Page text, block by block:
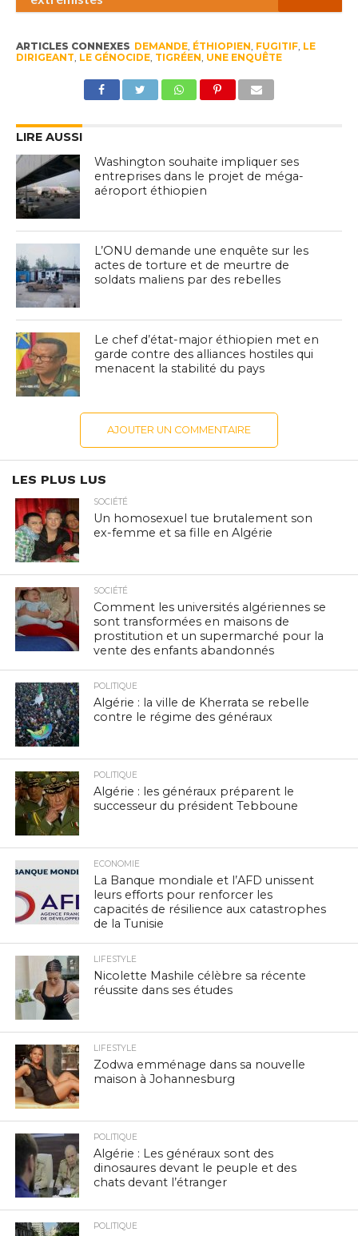
ARTICLES CONNEXES DEMANDE, ÉTHIOPIEN FUGITIF, LE
DIRIGEANT LE GÉNOCIDE, TIGRÉEN UNE ENQUÊTE
LIRE AUSSI
Washington souhaite impliquer ses
entreprises dans le projet de méga-
aéroport éthiopien
L’ONU demande une enquête sur les
actes de torture et de meurtre de
soldats maliens par des rebelles
Le chef d’état-major éthiopien met en
garde contre des alliances hostiles qui
menacent la stabilité du pays
AJOUTER UN COMMENTAIRE
LES PLUS LUS
SOCIÉTÉ
Un homosexuel tue brutalement son
ex-femme et sa fille en Algérie
SOCIÉTÉ
Comment les universités algériennes se
sont transformées en maisons de
prostitution et un supermarché pour la
vente des enfants abandonnés
POLITIQUE
Algérie : la ville de Kherrata se rebelle
contre le régime des généraux
POLITIQUE
Algérie : les généraux préparent le
successeur du président Tebboune
ECONOMIE
La Banque mondiale et l’AFD unissent
leurs efforts pour renforcer les
capacités de résilience aux catastrophes
de la Tunisie
LIFESTYLE
Nicolette Mashile célèbre sa récente
réussite dans ses études
LIFESTYLE
Zodwa emménage dans sa nouvelle
maison à Johannesburg
POLITIQUE
Algérie : Les généraux sont des
dinosaures devant le peuple et des
chats devant l’étranger
POLITIQUE